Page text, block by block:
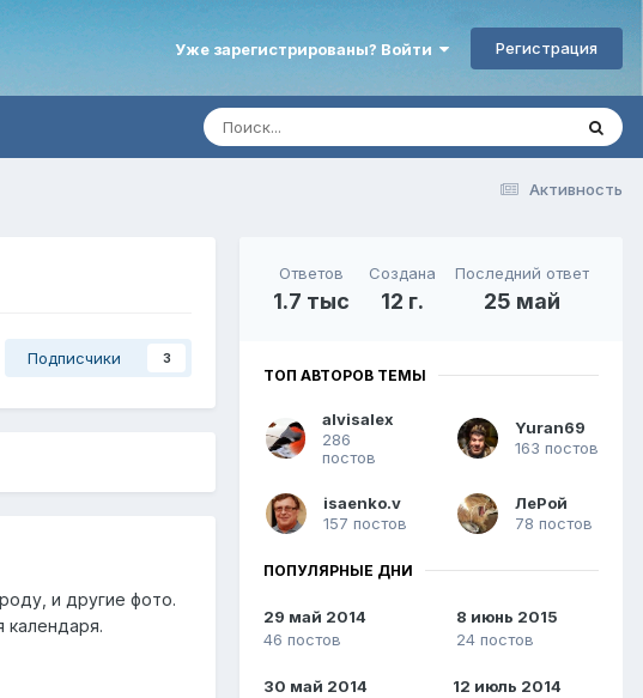
Уже зарегистрированы? Войти Регистрация
Активность
Подписчики 3
и другие фото.
Ответов
1.7 тыс
Создана
12 г.
Последний ответ
25 май
ТОП АВТОРОВ ТЕМЫ
alvisalex
286
постов
Yuran69
163 постов
isaenko.v
157 постов
ЛеРой
78 постов
ПОПУЛЯРНЫЕ ДНИ
29 май 2014
46 постов
8 июнь 2015
24 постов
30 май 2014
12 июль 2014